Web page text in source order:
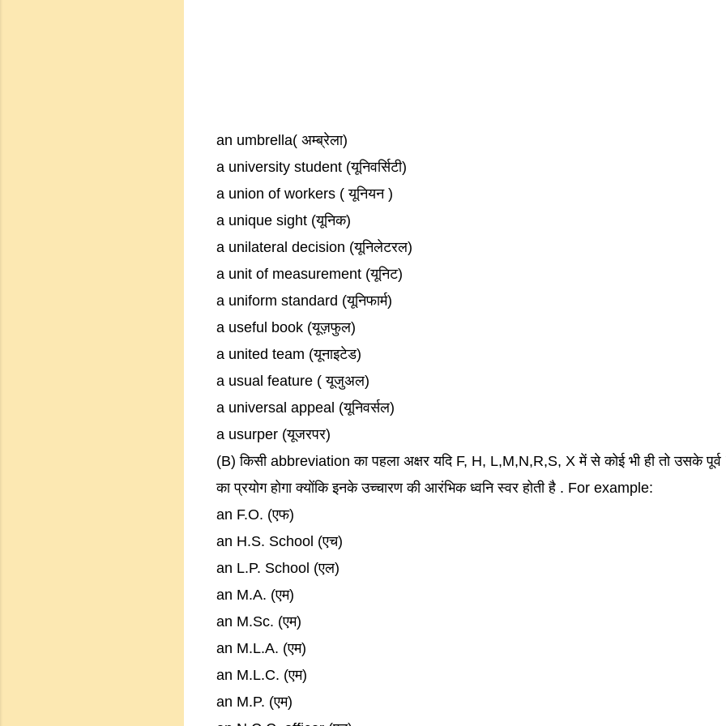
an umbrella( अम्ब्रेला)
a university student (यूनिवर्सिटी)
a union of workers ( यूनियन )
a unique sight (यूनिक)
a unilateral decision (यूनिलेटरल)
a unit of measurement (यूनिट)
a uniform standard (यूनिफार्म)
a useful book (यूज़फुल)
a united team (यूनाइटेड)
a usual feature ( यूजुअल)
a universal appeal (यूनिवर्सल)
a usurper (यूजरपर)
(B) किसी abbreviation का पहला अक्षर यदि F, H, L,M,N,R,S, X में से कोई भी ही तो उसके पूर्व
का प्रयोग होगा क्योंकि इनके उच्चारण की आरंभिक ध्वनि स्वर होती है . For example:
an F.O. (एफ)
an H.S. School (एच)
an L.P. School (एल)
an M.A. (एम)
an M.Sc. (एम)
an M.L.A. (एम)
an M.L.C. (एम)
an M.P. (एम)